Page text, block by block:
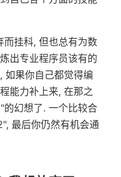
而挂科, 但也总有为数
出专业程序员该有的
如果你自己都觉得编
能力补上来, 在那之
的幻想了. 一个比较合
最后你仍然有机会通